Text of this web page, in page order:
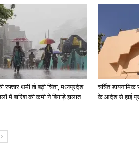
रफ्तार थमी तो बढ़ी चिंता, मध्यप्रदेश
में बारिश की कमी ने बिगाड़े हालात
चर्चित
के आदेश से हाई